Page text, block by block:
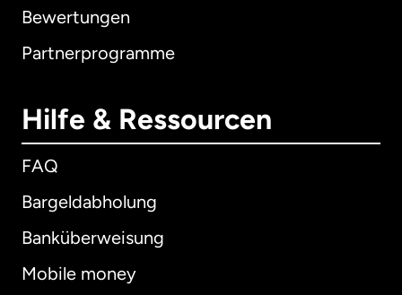
Bewertungen
Partnerprogramme
Hilfe & Ressourcen
FAQ
Bargeldabholung
Banküberweisung
Mobile money